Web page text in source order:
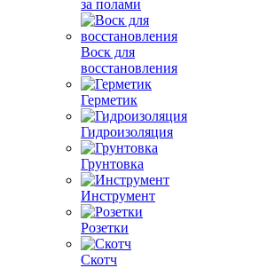
за полами
Воск для
восстановления
Герметик
Гидроизоляция
Грунтовка
Инструмент
Розетки
Скотч